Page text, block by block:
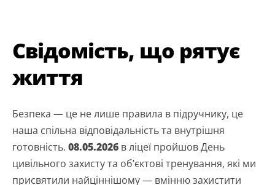
Свідомість, що рятує
життя
Безпека — це не лише правила в підручнику, це
наша спільна відповідальність та внутрішня
готовність. 08.05.2026 в ліцеї пройшовДень
цивільного захисту та об’єктові тренування, які ми
присвятили найціннішому — вмінню захистити